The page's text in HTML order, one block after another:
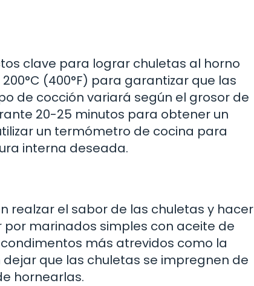
clave para lograr chuletas al horno
(400°F) para garantizar que las
de cocción variará según el grosor de
20-25 minutos para obtener un
un termómetro de cocina para
interna deseada.
realzar el sabor de las chuletas y hacer
marinados simples con aceite de
más atrevidos como la
que las chuletas se impregnen de
hornearlas.